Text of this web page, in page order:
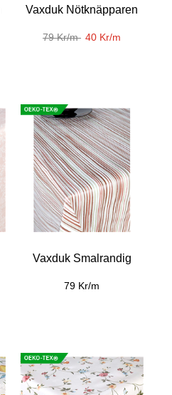
Vaxduk Nötknäpparen
79 Kr/m 40 Kr/m
Vaxduk Smalrandig
79 Kr/m